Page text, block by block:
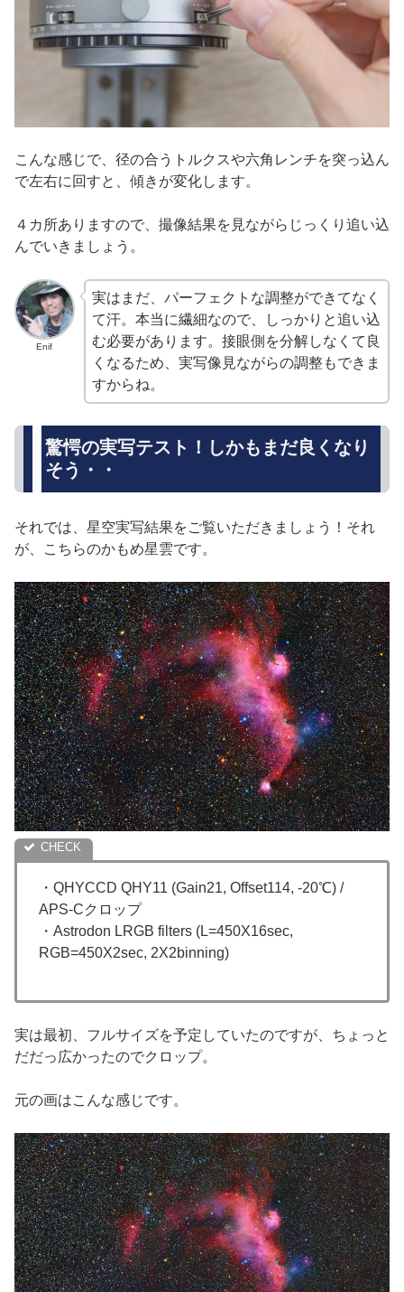
こんな感じで、径の合うトルクスや六角レンチを突っ込ん
で左右に回すと、傾きが変化します。
４カ所ありますので、撮像結果を見ながらじっくり追い込
んでいきましょう。
Enif
実はまだ、パーフェクトな調整ができてなく
て汗。本当に繊細なので、しっかりと追い込
む必要があります。接眼側を分解しなくて良
くなるため、実写像見ながらの調整もできま
すからね。
驚愕の実写テスト！しかもまだ良くなり
そう・・
それでは、星空実写結果をご覧いただきましょう！それ
が、こちらのかもめ星雲です。
・QHYCCD QHY11 (Gain21, Offset114, -20℃) /
APS-Cクロップ
・Astrodon LRGB filters (L=450X16sec,
RGB=450X2sec, 2X2binning)
実は最初、フルサイズを予定していたのですが、ちょっと
だだっ広かったのでクロップ。
元の画はこんな感じです。